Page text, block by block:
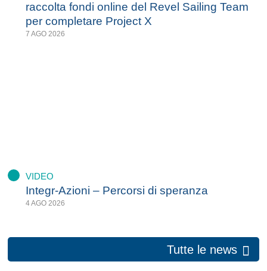
raccolta fondi online del Revel Sailing Team
per completare Project X
7 AGO 2026
VIDEO
Integr-Azioni – Percorsi di speranza
4 AGO 2026
Tutte le news